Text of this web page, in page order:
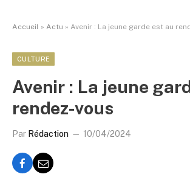
Accueil » Actu » Avenir : La jeune garde est au
CULTURE
Avenir : La jeune
rendez-vous
Par Rédaction 10/04/2024